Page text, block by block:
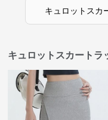
キュロットスカ
キュロットスカートラ